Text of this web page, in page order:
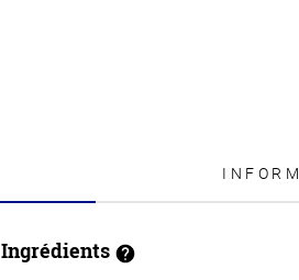
Ingrédients